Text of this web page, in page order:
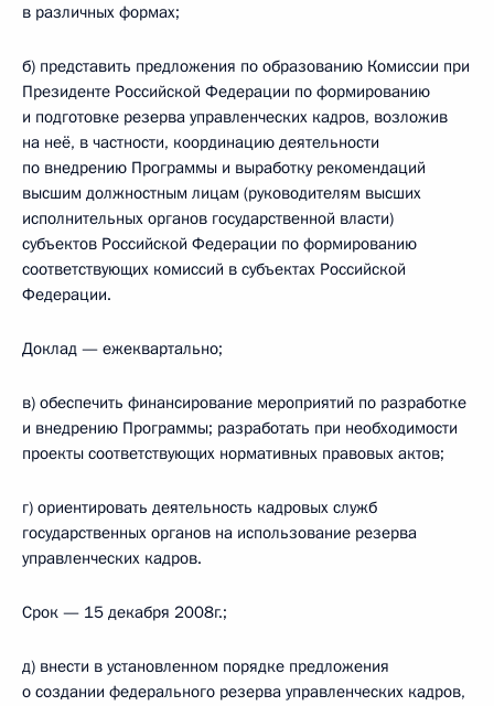
в различных формах;
б) представить предложения по образованию Комиссии при
Президенте Российской Федерации по формированию
и подготовке резерва управленческих кадров, возложив
на неё, в частности, координацию деятельности
по внедрению Программы и выработку рекомендаций
высшим должностным лицам (руководителям высших
исполнительных органов государственной власти)
субъектов Российской Федерации по формированию
соответствующих комиссий в субъектах Российской
Федерации.
Доклад — ежеквартально;
в) обеспечить финансирование мероприятий по разработке
и внедрению Программы; разработать при необходимости
проекты соответствующих нормативных правовых актов;
г) ориентировать деятельность кадровых служб
государственных органов на использование резерва
управленческих кадров.
Срок — 15 декабря 2008г.;
д) внести в установленном порядке предложения
о создании федерального резерва управленческих кадров,